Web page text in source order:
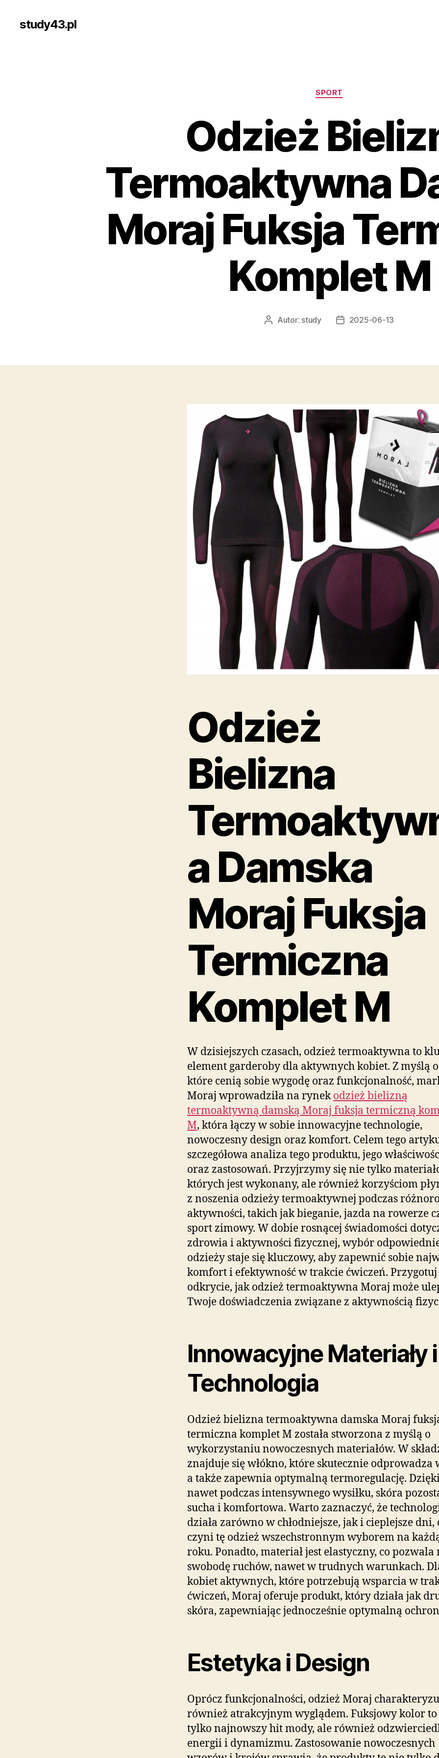
study43.pl
Kategorie
SPORT
Odzież
Termoaktywna
Moraj Fuksja
Komplet M
AutorAutor: study
Data2025-06-13
Odzież
Bielizna
a Damska
Moraj Fuksja
Termiczna
Komplet M
W dzisiejszych czasach, odzież termoaktywna to
element garderoby dla aktywnych kobiet. Z myślą
które cenią sobie wygodę oraz funkcjonalność,
Moraj wprowadziła na rynekodzież bielizną
termoaktywną damską Moraj fuksja termiczną
M, która łączy w sobie innowacyjne technologie,
nowoczesny design oraz komfort. Celem tego
szczegółowa analiza tego produktu, jego
oraz zastosowań. Przyjrzymy się nie tylko
których jest wykonany, ale również korzyściom
z noszenia odzieży termoaktywnej podczas
aktywności, takich jak bieganie, jazda na rowerze
sport zimowy. W dobie rosnącej świadomości
zdrowia i aktywności fizycznej, wybór
odzieży staje się kluczowy, aby zapewnić sobie
komfort i efektywność w trakcie ćwiczeń. Przygotuj
odkrycie, jak odzież termoaktywna Moraj może
Twoje doświadczenia związane z aktywnością
Innowacyjne Materiały i
Technologia
Odzież bielizna termoaktywna damska Moraj
termiczna komplet M została stworzona z myślą o
wykorzystaniu nowoczesnych materiałów. W
znajduje się włókno, które skutecznie odprowadza
a także zapewnia optymalną termoregulację.
nawet podczas intensywnego wysiłku, skóra
sucha i komfortowa. Warto zaznaczyć, że
działa zarówno w chłodniejsze, jak i cieplejsze dni,
czyni tę odzież wszechstronnym wyborem na
roku. Ponadto, materiał jest elastyczny, co pozwala
swobodę ruchów, nawet w trudnych warunkach.
kobiet aktywnych, które potrzebują wsparcia w
ćwiczeń, Moraj oferuje produkt, który działa jak
skóra, zapewniając jednocześnie optymalną
Estetyka i Design
Oprócz funkcjonalności, odzież Moraj
również atrakcyjnym wyglądem. Fuksjowy kolor
tylko najnowszy hit mody, ale również
energii i dynamizmu. Zastosowanie nowoczesnych